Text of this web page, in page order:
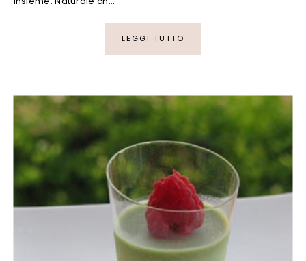
LEGGI TUTTO